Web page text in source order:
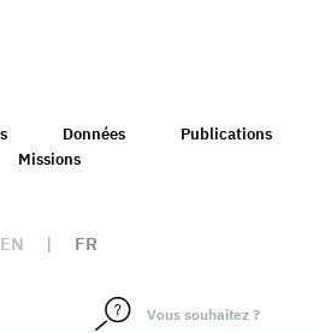
Données
Publications
Missions
EN | FR